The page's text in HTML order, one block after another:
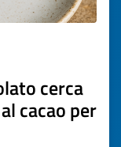
cerca
cacao per